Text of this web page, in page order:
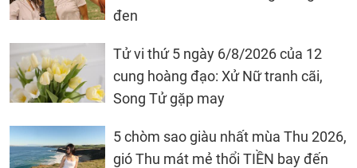
đen
Tử vi thứ 5 ngày 6/8/2026 của 12
cung hoàng đạo: Xử Nữ tranh cãi,
Song Tử gặp may
5 chòm sao giàu nhất mùa Thu 2026,
gió Thu mát mẻ thổi TIỀN bay đến